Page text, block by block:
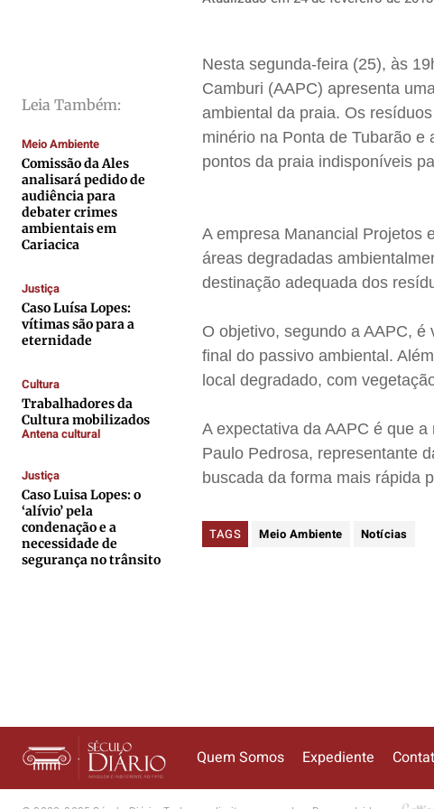
Gustavo Bastos
Jr Mignone (in memorian)
Wanda Sily
Anuncie
Quem Somos
Contato
Anuncie
Termos de Uso
Privacidade
Gustavo Bastos
Jr Mignone (in memorian)
Wanda Sily
Anuncie
Quem Somos
Contato
Anuncie
Termos de Uso
Privacidade
Gustavo Bastos
Jr Mignone (in memorian)
Wanda Sily
Anuncie
Quem Somos
Contato
Anuncie
Termos de Uso
Privacidade
Gustavo Bastos
Jr Mignone (in memorian)
Wanda Sily
Anuncie
Quem Somos
Contato
Anuncie
Termos de Uso
Privacidade
Leia Também:
Meio Ambiente
Comissão da Ales
analisará pedido de
audiência para
debater crimes
ambientais em
Cariacica
Justiça
Caso Luísa Lopes:
vítimas são para a
eternidade
Cultura
Trabalhadores da
Cultura mobilizados
Antena cultural
Justiça
Caso Luisa Lopes: o
‘alívio’ pela
condenação e a
necessidade de
segurança no trânsito
Nesta segunda-feira (25), às
Camburi (AAPC) apresenta
ambiental da praia. Os
minério na Ponta de Tubarão
pontos da praia indisponíveis
A empresa Manancial Projetos
áreas degradadas
destinação adequada dos
O objetivo, segundo a AAPC,
final do passivo ambiental.
local degradado, com
A expectativa da AAPC é que
Paulo Pedrosa, representante
buscada da forma mais rápida
TAGS Meio Ambiente Notícias
Quem Somos Expediente